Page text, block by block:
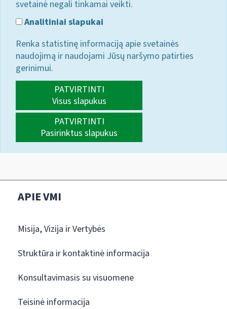
svetainė negali tinkamai veikti.
Analitiniai slapukai
Renka statistinę informaciją apie svetainės
naudojimą ir naudojami Jūsų naršymo patirties
gerinimui.
PATVIRTINTI
Visus slapukus
PATVIRTINTI
Pasirinktus slapukus
APIE VMI
Misija, Vizija ir Vertybės
Struktūra ir kontaktinė informacija
Konsultavimasis su visuomene
Teisinė informacija